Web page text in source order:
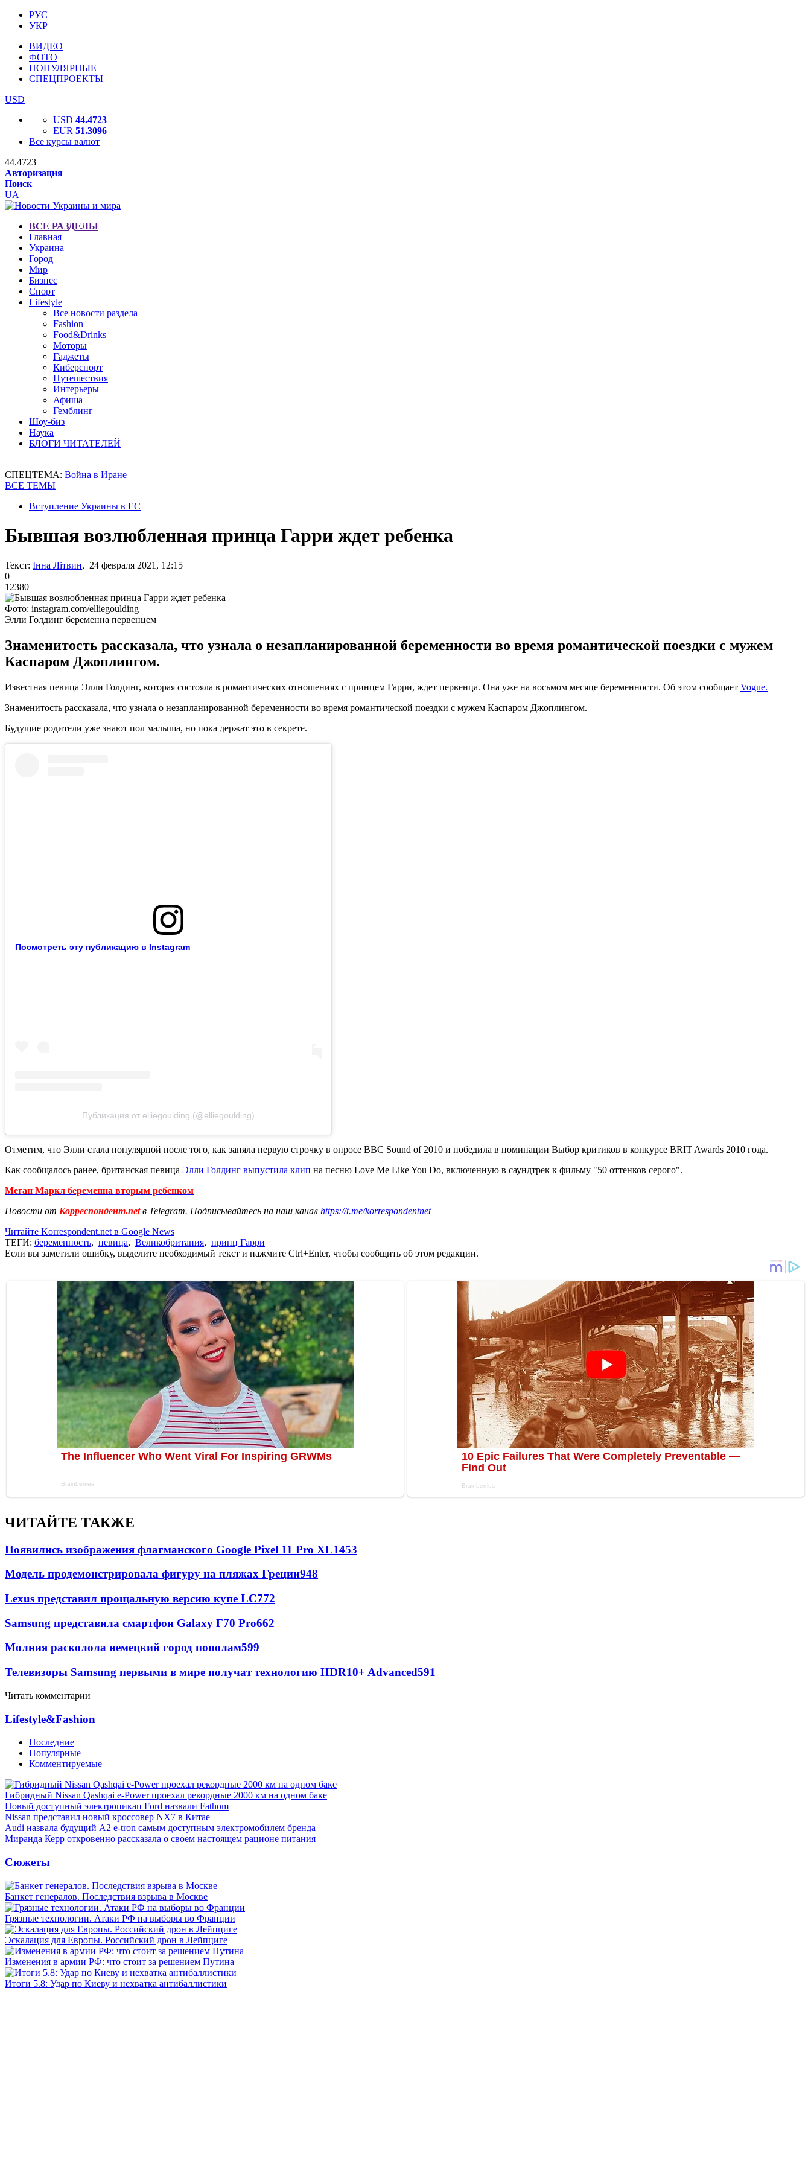
РУС
УКР
ВИДЕО
ФОТО
ПОПУЛЯРНЫЕ
СПЕЦПРОЕКТЫ
USD
USD 44.4723
EUR 51.3096
Все курсы валют
44.4723
Авторизация
Поиск
UA
ВСЕ РАЗДЕЛЫ
Главная
Украина
Город
Мир
Бизнес
Спорт
Lifestyle
Все новости раздела
Fashion
Food&Drinks
Моторы
Гаджеты
Киберспорт
Путешествия
Интерьеры
Афиша
Гемблинг
Шоу-биз
Наука
БЛОГИ ЧИТАТЕЛЕЙ
СПЕЦТЕМА: Война в Иране
ВСЕ ТЕМЫ
Вступление Украины в ЕС
Бывшая возлюбленная принца Гарри ждет ребенка
Текст: Інна Літвин, 24 февраля 2021, 12:15
0
12380
Фото: instagram.com/elliegoulding
Элли Голдинг беременна первенцем
Знаменитость рассказала, что узнала о незапланированной беременности во время романтической поездки с мужем
Каспаром Джоплингом.
Известная певица Элли Голдинг, которая состояла в романтических отношениях с принцем Гарри, ждет первенца. Она уже на восьмом месяце беременности. Об этом сообщает Vogue.
Знаменитость рассказала, что узнала о незапланированной беременности во время романтической поездки с мужем Каспаром Джоплингом.
Будущие родители уже знают пол малыша, но пока держат это в секрете.
Посмотреть эту публикацию в Instagram
Публикация от elliegoulding (@elliegoulding)
Отметим, что Элли стала популярной после того, как заняла первую строчку в опросе BBC Sound of 2010 и победила в номинации Выбор критиков в конкурсе BRIT Awards 2010 года.
Как сообщалось ранее, британская певица Элли Голдинг выпустила клип на песню Love Me Like You Do, включенную в саундтрек к фильму "50 оттенков серого".
Меган Маркл беременна вторым ребенком
Новости от Корреспондент.netв Telegram. Подписывайтесь на наш канал https://t.me/korrespondentnet
Читайте Korrespondent.net в Google News
ТЕГИ: беременность, певица, Великобритания, принц Гарри
Если вы заметили ошибку, выделите необходимый текст и нажмите Ctrl+Enter, чтобы сообщить об этом редакции.
ЧИТАЙТЕ ТАКЖЕ
Появились изображения флагманского Google Pixel 11 Pro XL1453
Модель продемонстрировала фигуру на пляжах Греции948
Lexus представил прощальную версию купе LC772
Samsung представила смартфон Galaxy F70 Pro662
Молния расколола немецкий город пополам599
Телевизоры Samsung первыми в мире получат технологию HDR10+ Advanced591
Читать комментарии
Lifestyle&Fashion
Последние
Популярные
Комментируемые
Гибридный Nissan Qashqai e-Power проехал рекордные 2000 км на одном баке
Новый доступный электропикап Ford назвали Fathom
Nissan представил новый кроссовер NX7 в Китае
Audi назвала будущий A2 e-tron самым доступным электромобилем бренда
Миранда Керр откровенно рассказала о своем настоящем рационе питания
Сюжеты
Банкет генералов. Последствия взрыва в Москве
Грязные технологии. Атаки РФ на выборы во Франции
Эскалация для Европы. Российский дрон в Лейпциге
Изменения в армии РФ: что стоит за решением Путина
Итоги 5.8: Удар по Киеву и нехватка антибаллистики